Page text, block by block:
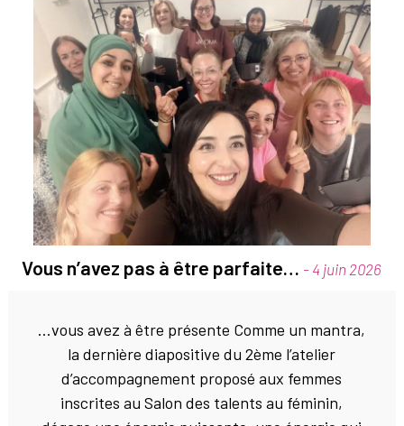
Vous n’avez pas à être parfaite… - 4 juin 2026
…vous avez à être présente Comme un mantra,
la dernière diapositive du 2ème l’atelier
d’accompagnement proposé aux femmes
inscrites au Salon des talents au féminin,